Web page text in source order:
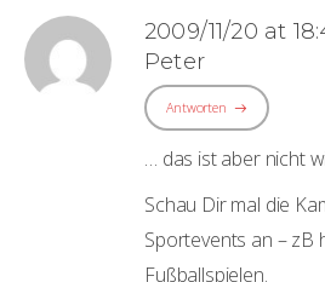
2009/11/20 at
Peter
Antworten
… das ist aber nicht
Schau Dir mal die
Sportevents an – zB
Fußballspielen.